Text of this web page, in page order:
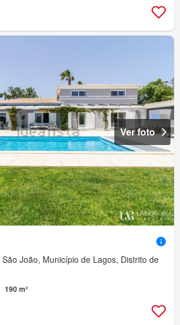
Ver foto
João, Município de Lagos, Distrito de
190 m²